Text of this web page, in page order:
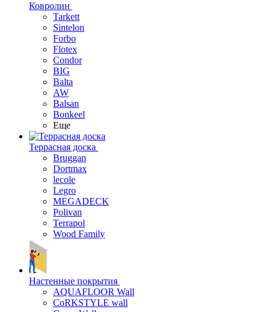
Ковролин
Tarkett
Sintelon
Forbo
Flotex
Condor
BIG
Balta
AW
Balsan
Bonkeel
Еще
Террасная доска
Bruggan
Dortmax
lecole
Legro
MEGADECK
Polivan
Terrapol
Wood Family
Настенные покрытия
AQUAFLOOR Wall
CoRKSTYLE wall